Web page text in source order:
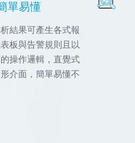
單易懂
結果可產生各式報
板與告警規則且以
操作邏輯，直覺式
介面，簡單易懂不